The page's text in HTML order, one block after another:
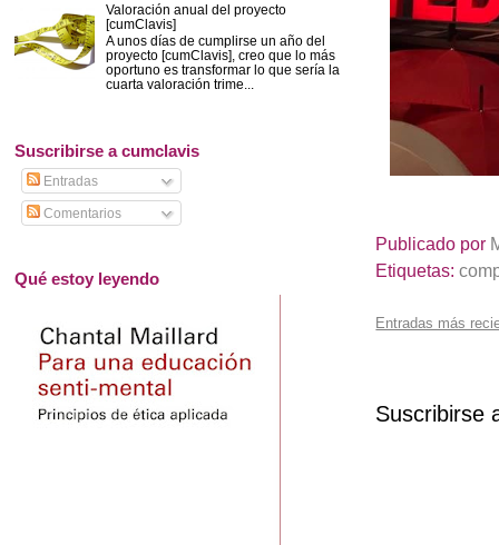
Publicado por
Etiquetas:
Entradas más
Suscribirse
Valoración anual del proyecto
[cumClavis]
A unos días de cumplirse un año del
proyecto [cumClavis], creo que lo más
oportuno es transformar lo que sería la
cuarta valoración trime...
Suscribirse a cumclavis
Entradas
Comentarios
Qué estoy leyendo